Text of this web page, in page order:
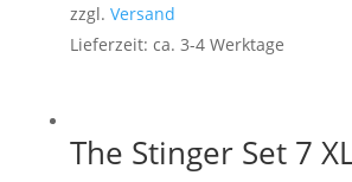
zzgl. Versand
Lieferzeit: ca. 3-4 Werktage
The Stinger Set 7